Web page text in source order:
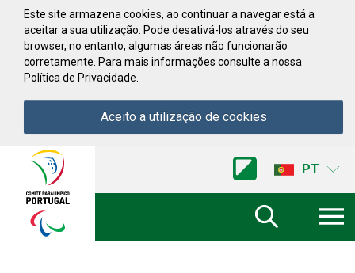
Saltar para conteúdo
Este site armazena cookies, ao continuar a navegar está a
aceitar a sua utilização. Pode desativá-los através do seu
browser, no entanto, algumas áreas não funcionarão
corretamente. Para mais informações consulte a nossa
Política de Privacidade.
Aceito a utilização de cookies
Comite
Paralimpico
Portugal
PT